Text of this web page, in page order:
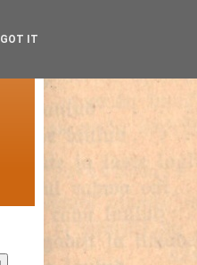
GOT IT